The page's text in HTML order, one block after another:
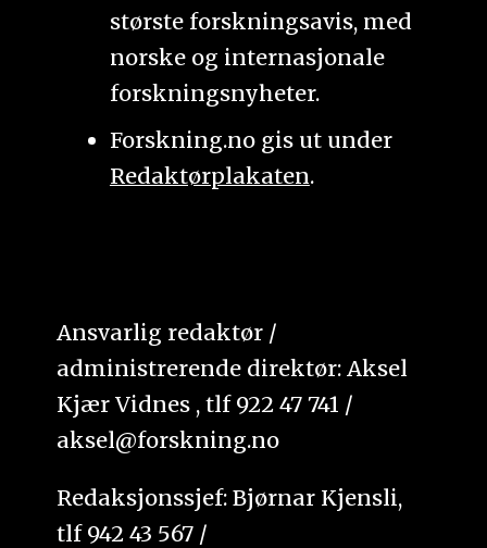
største forskningsavis, med
norske og internasjonale
forskningsnyheter.
Forskning.no gis ut under
Redaktørplakaten.
Ansvarlig redaktør /
administrerende direktør: Aksel
Kjær Vidnes , tlf 922 47 741 /
aksel@forskning.no
Redaksjonssjef: Bjørnar Kjensli,
tlf 942 43 567 /